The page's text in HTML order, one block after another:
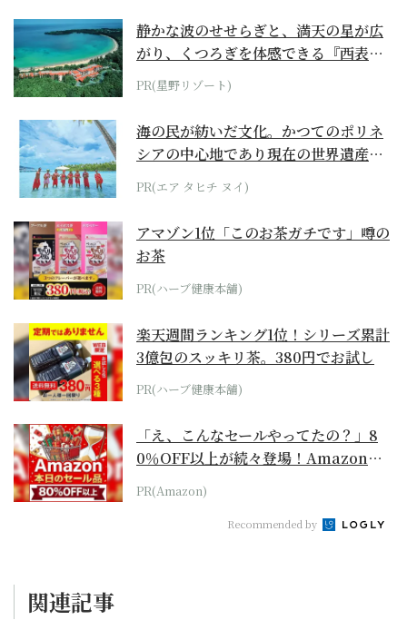
静かな波のせせらぎと、満天の星が広
がり、くつろぎを体感できる『西表島
ホテル by...
PR(星野リゾート)
海の民が紡いだ文化。かつてのポリネ
シアの中心地であり現在の世界遺産か
らみえてくる...
PR(エア タヒチ ヌイ)
アマゾン1位「このお茶ガチです」噂の
お茶
PR(ハーブ健康本舗)
楽天週間ランキング1位！シリーズ累計
3億包のスッキリ茶。380円でお試し
PR(ハーブ健康本舗)
「え、こんなセールやってたの？」8
0％OFF以上が続々登場！Amazonの
本気が...
PR(Amazon)
Recommended by
関連記事